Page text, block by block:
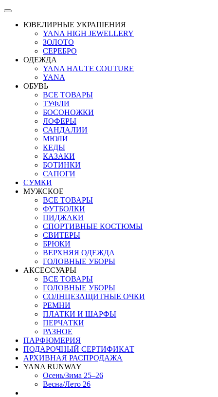
ЮВЕЛИРНЫЕ УКРАШЕНИЯ
YANA HIGH JEWELLERY
ЗОЛОТО
СЕРЕБРО
ОДЕЖДА
YANA HAUTE COUTURE
YANA
ОБУВЬ
ВСЕ ТОВАРЫ
ТУФЛИ
БОСОНОЖКИ
ЛОФЕРЫ
САНДАЛИИ
МЮЛИ
КЕДЫ
КАЗАКИ
БОТИНКИ
САПОГИ
СУМКИ
МУЖСКОЕ
ВСЕ ТОВАРЫ
ФУТБОЛКИ
ПИДЖАКИ
СПОРТИВНЫЕ КОСТЮМЫ
СВИТЕРЫ
БРЮКИ
ВЕРХНЯЯ ОДЕЖДА
ГОЛОВНЫЕ УБОРЫ
АКСЕССУАРЫ
ВСЕ ТОВАРЫ
ГОЛОВНЫЕ УБОРЫ
СОЛНЦЕЗАЩИТНЫЕ ОЧКИ
РЕМНИ
ПЛАТКИ И ШАРФЫ
ПЕРЧАТКИ
РАЗНОЕ
ПАРФЮМЕРИЯ
ПОДАРОЧНЫЙ СЕРТИФИКАТ
АРХИВНАЯ РАСПРОДАЖА
YANA RUNWAY
Осень/Зима 25–26
Весна/Лето 26